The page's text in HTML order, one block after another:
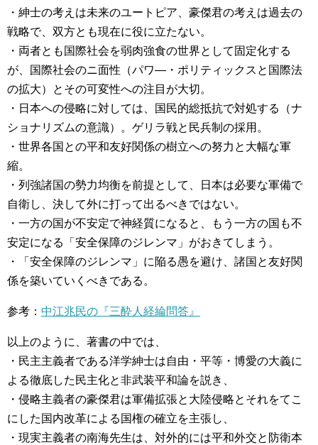
・紳士の考えは未来のユートピア、豪傑君の考えは過去の
戦略で、双方とも現在に役に立たない。
・両者とも国際社会を弱肉強食の世界として固定化する
が、国際社会のニ面性（パワ―・ポリティックスと国際法
の拡大）とその可変性への注目が大切。
・日本への侵略に対しては、国民的総抵抗で対処する（ナ
ショナリズムの意識）。ゲリラ戦と民兵制の採用。
・世界各国との平和友好関係の樹立への努力と大幅な軍
縮。
・列強諸国の勢力均衡を前提として、日本は必要な軍備で
自衛し、決して外に打って出るべきではない。
・一方の国が不安定で神経質になると、もう一方の国も不
安定になる「安全保障のジレンマ」がおきてしまう。
・「安全保障のジレンマ」に陥る愚を避け、諸国と友好関
係を築いていくべきである。
参考： 中江兆民の『三酔人経綸問答』
以上のように、著書の中では、
・民主主義者である洋学紳士は自由・平等・博愛の大義に
よる徹底した民主化と非武装平和論を説き、
・侵略主義者の豪傑君は軍備拡張と大陸侵略とそれをてこ
にした国内改革による国権の確立を主張し、
・現実主義者の南海先生は、対外的には平和外交と防衛本